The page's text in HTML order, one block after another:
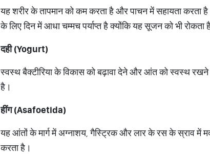
यह शरीर के तापमान को कम करता है और पाचन में सहायता करता
के लिए दिन में आधा चम्मच पर्याप्त है क्योंकि यह सूजन को भी रोकता
दही (Yogurt)
स्वस्थ बैक्टीरिया के विकास को बढ़ावा देने और आंत को स्वस्थ
है।
हींग (Asafoetida)
यह आंतों के मार्ग में अग्नाशय, गैस्ट्रिक और लार के रस के स्राव
करता है।